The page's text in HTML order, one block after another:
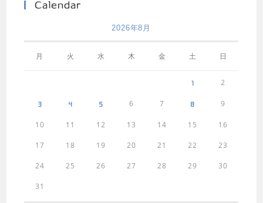
Calendar
2026年8月
月 火 水 木 金 土 日
1 2
3 4 5 6 7 8 9
10 11 12 13 14 15 16
17 18 19 20 21 22 23
24 25 26 27 28 29 30
31